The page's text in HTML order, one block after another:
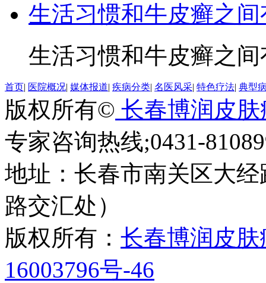
生活习惯和牛皮癣之间
生活习惯和牛皮癣之
首页| 医院概况| 媒体报道| 疾病分类| 名医风采| 特色疗法| 典型
版权所有© 长春博润皮
专家咨询热线;0431-
地址：长春市南关区大
路交汇处）
版权所有： 长春博润皮肤
16003796号-46